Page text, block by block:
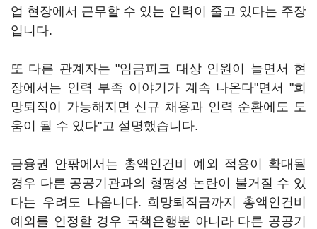
업 현장에서 근무할 수 있는 인력이 줄고 있다는 주장
입니다.
또 다른 관계자는 "임금피크 대상 인원이 늘면서 현
장에서는 인력 부족 이야기가 계속 나온다"면서 "희
망퇴직이 가능해지면 신규 채용과 인력 순환에도 도
움이 될 수 있다"고 설명했습니다.
금융권 안팎에서는 총액인건비 예외 적용이 확대될
경우 다른 공공기관과의 형평성 논란이 불거질 수 있
다는 우려도 나옵니다. 희망퇴직금까지 총액인건비
예외를 인정할 경우 국책은행뿐 아니라 다른 공공기